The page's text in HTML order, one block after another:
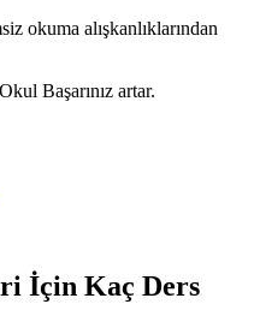
okuma alışkanlıklarından
Başarınız artar.
İçin Kaç Ders